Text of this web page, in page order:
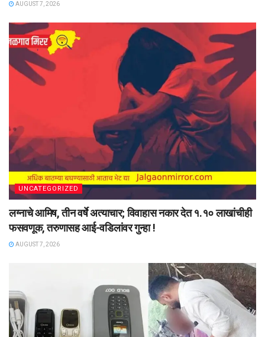
AUGUST 7, 2026
UNCATEGORIZED
लग्नाचे आमिष, तीन वर्षे अत्याचार; विवाहास नकार देत १.१० लाखांचीही
फसवणूक, तरुणासह आई-वडिलांवर गुन्हा !
AUGUST 7, 2026